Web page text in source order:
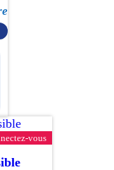
vous